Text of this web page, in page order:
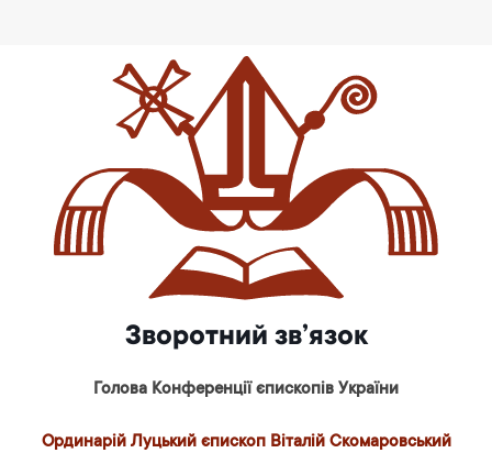
Зворотний зв’язок
Голова Конференції єпископів України
Ординарій Луцький єпископ Віталій Скомаровський